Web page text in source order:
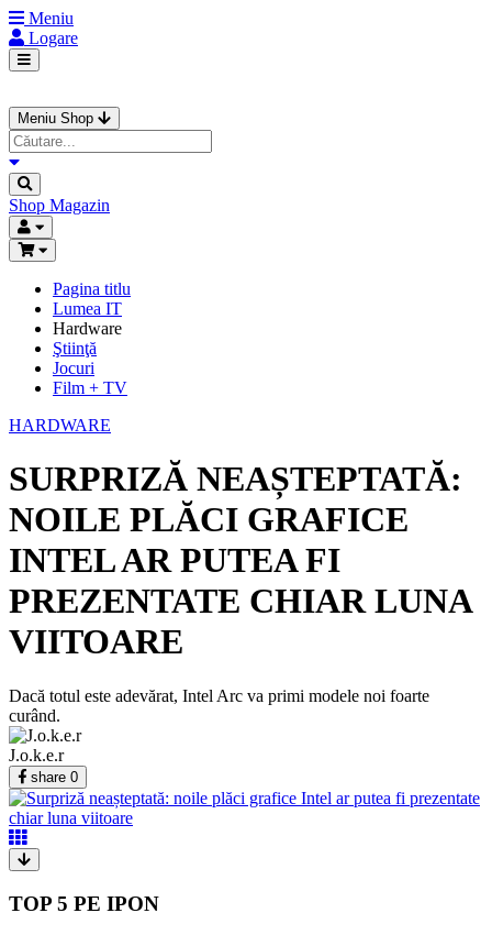
Meniu
Logare
Meniu Shop
Shop Magazin
Pagina titlu
Lumea IT
Hardware
Ştiinţă
Jocuri
Film + TV
HARDWARE
SURPRIZĂ NEAȘTEPTATĂ:
NOILE PLĂCI GRAFICE
INTEL AR PUTEA FI
PREZENTATE CHIAR LUNA
VIITOARE
Dacă totul este adevărat, Intel Arc va primi modele noi foarte
curând.
J.o.k.e.r
share 0
TOP 5 PE IPON